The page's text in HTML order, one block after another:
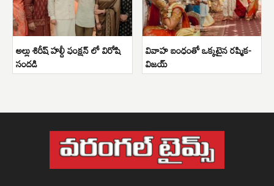
అల్లు శిరీష్ హల్దీ ఫంక్షన్ లో విరోషి
సందడి
వివాహ బంధంతో ఒక్కటైన రష్మిక-
విజయ్